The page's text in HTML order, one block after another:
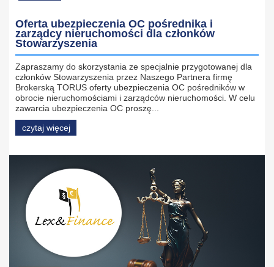
Oferta ubezpieczenia OC pośrednika i
zarządcy nieruchomości dla członków
Stowarzyszenia
Zapraszamy do skorzystania ze specjalnie przygotowanej dla
członków Stowarzyszenia przez Naszego Partnera firmę
Brokerską TORUS oferty ubezpieczenia OC pośredników w
obrocie nieruchomościami i zarządców nieruchomości. W celu
zawarcia ubezpieczenia OC proszę...
czytaj więcej